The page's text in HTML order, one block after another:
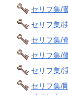
セリフ集/
セリフ集/
セリフ集/
セリフ集/
セリフ集/
セリフ集/